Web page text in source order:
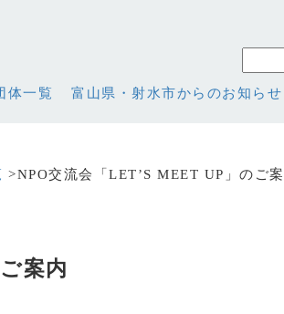
体一覧 富山県・射水市からのお知らせ
>NPO交流会「LET’S MEET UP」のご
案内